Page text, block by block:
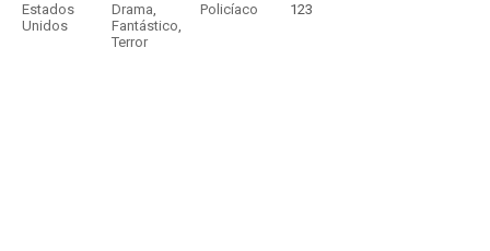
Estados
Unidos
Drama,
Fantástico,
Terror
Policíaco 123